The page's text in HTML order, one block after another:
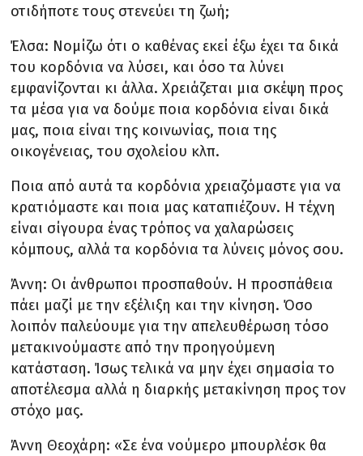
οτιδήποτε τους στενεύει τη ζωή;
Έλσα: Νομίζω ότι ο καθένας εκεί έξω έχει τα δικά
του κορδόνια να λύσει, και όσο τα λύνει
εμφανίζονται κι άλλα. Χρειάζεται μια σκέψη προς
τα μέσα για να δούμε ποια κορδόνια είναι δικά
μας, ποια είναι της κοινωνίας, ποια της
οικογένειας, του σχολείου κλπ.
Ποια από αυτά τα κορδόνια χρειαζόμαστε για να
κρατιόμαστε και ποια μας καταπιέζουν. Η τέχνη
είναι σίγουρα ένας τρόπος να χαλαρώσεις
κόμπους, αλλά τα κορδόνια τα λύνεις μόνος σου.
Άννη: Οι άνθρωποι προσπαθούν. Η προσπάθεια
πάει μαζί με την εξέλιξη και την κίνηση. Όσο
λοιπόν παλεύουμε για την απελευθέρωση τόσο
μετακινούμαστε από την προηγούμενη
κατάσταση. Ίσως τελικά να μην έχει σημασία το
αποτέλεσμα αλλά η διαρκής μετακίνηση προς τον
στόχο μας.
Άννη Θεοχάρη: «Σε ένα νούμερο μπουρλέσκ θα